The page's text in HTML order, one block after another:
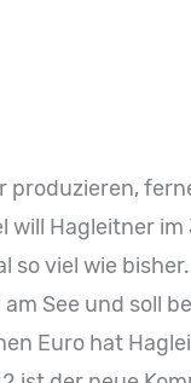
will Hagleitner
viel wie
See und soll
Euro hat